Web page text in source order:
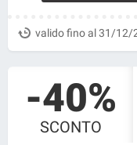
valido fino al 31/12/
-40%
SCONTO